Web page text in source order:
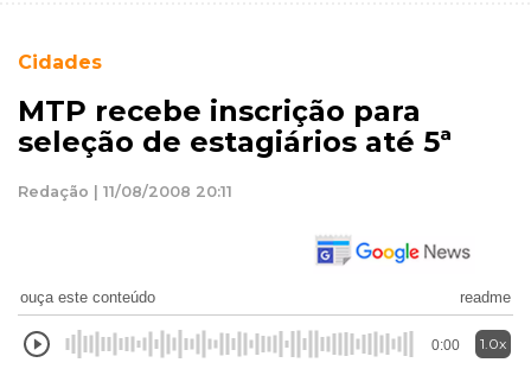
Cidades
MTP recebe inscrição para
seleção de estagiários até 5ª
Redação | 11/08/2008 20:11
ouça este conteúdo readme
0:00 1.0x